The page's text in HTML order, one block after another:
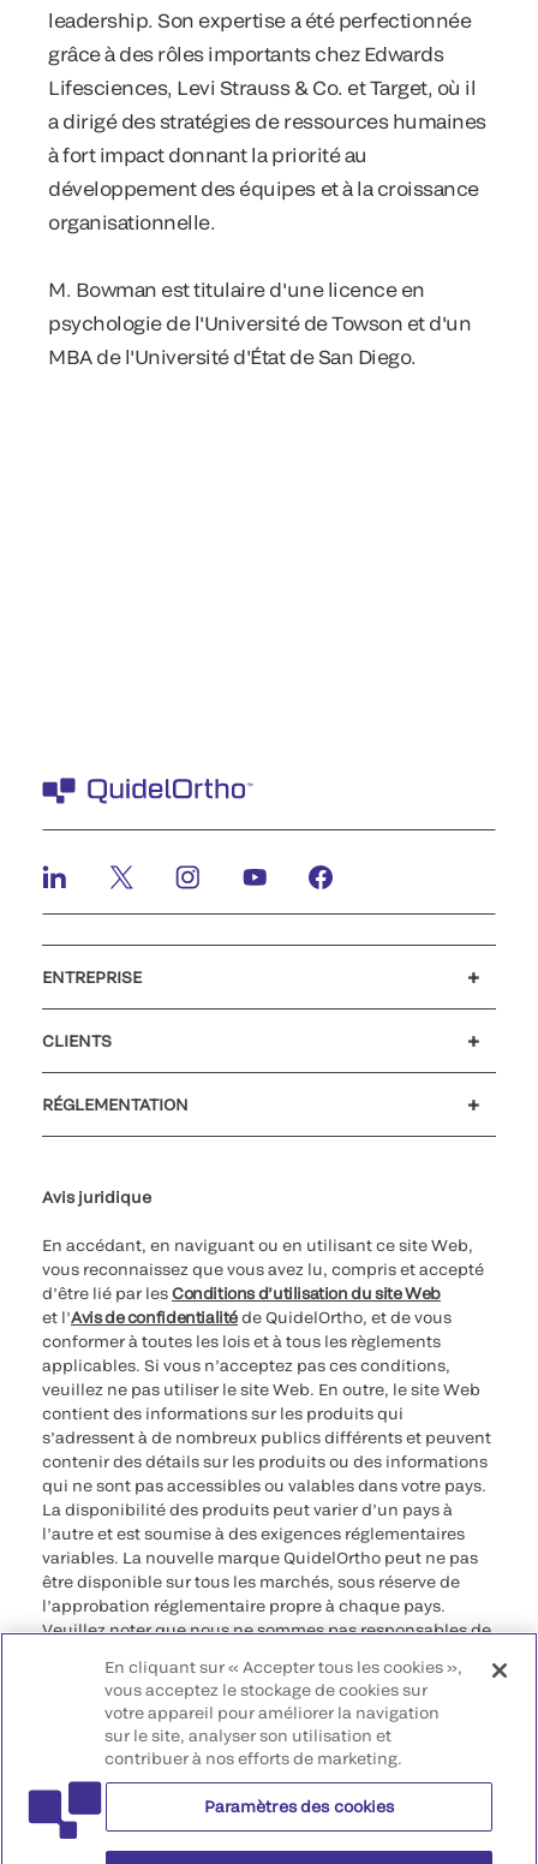
leadership. Son expertise a été perfectionnée
grâce à des rôles importants chez Edwards
Lifesciences, Levi Strauss & Co. et Target, où il
a dirigé des stratégies de ressources humaines
à fort impact donnant la priorité au
développement des équipes et à la croissance
organisationnelle.
M. Bowman est titulaire d'une licence en
psychologie de l'Université de Towson et d'un
MBA de l'Université d'État de San Diego.
ENTREPRISE
CLIENTS
RÉGLEMENTATION
Avis juridique
En accédant, en naviguant ou en utilisant ce site Web,
vous reconnaissez que vous avez lu, compris et accepté
d’être lié par lesConditions d’utilisation du site Web
et l’Avis de confidentialitéde QuidelOrtho, et de vous
conformer à toutes les lois et à tous les règlements
applicables. Si vous n’acceptez pas ces conditions,
veuillez ne pas utiliser le site Web. En outre, le site Web
contient des informations sur les produits qui
s’adressent à de nombreux publics différents et peuvent
contenir des détails sur les produits ou des informations
qui ne sont pas accessibles ou valables dans votre pays.
La disponibilité des produits peut varier d’un pays à
l’autre et est soumise à des exigences réglementaires
variables. La nouvelle marque QuidelOrtho peut ne pas
être disponible sur tous les marchés, sous réserve de
l’approbation réglementaire propre à chaque pays.
Veuillez noter que nous ne sommes pas responsables de
conformes à une procédure légale, à une
réglementation, à un enregistrement ou à un usage dans
votre pays d’origine.
©2026 QuidelOrtho Corporation. Tous droits réservés.
QuidelOrtho Corporation
9975 Summers Ridge Road, San Diego, CA 92121, USA
En cliquant sur « Accepter tous les cookies »,
vous acceptez le stockage de cookies sur
votre appareil pour améliorer la navigation
sur le site, analyser son utilisation et
contribuer à nos efforts de marketing.
Paramètres des cookies